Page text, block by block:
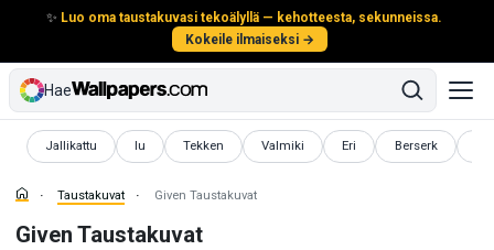
✨ Luo oma taustakuvasi tekoälyllä — kehotteesta, sekunneissa.
Kokeile ilmaiseksi →
Hae
Jallikattu
Taustakuvat Iu
TaustakuvatTekken
Taustakuvat Valmiki
Taustakuvat Eri
TaustakuvatBerserk
Taustakuvat
Taustakuvat Given Taustakuvat
Given Taustakuvat